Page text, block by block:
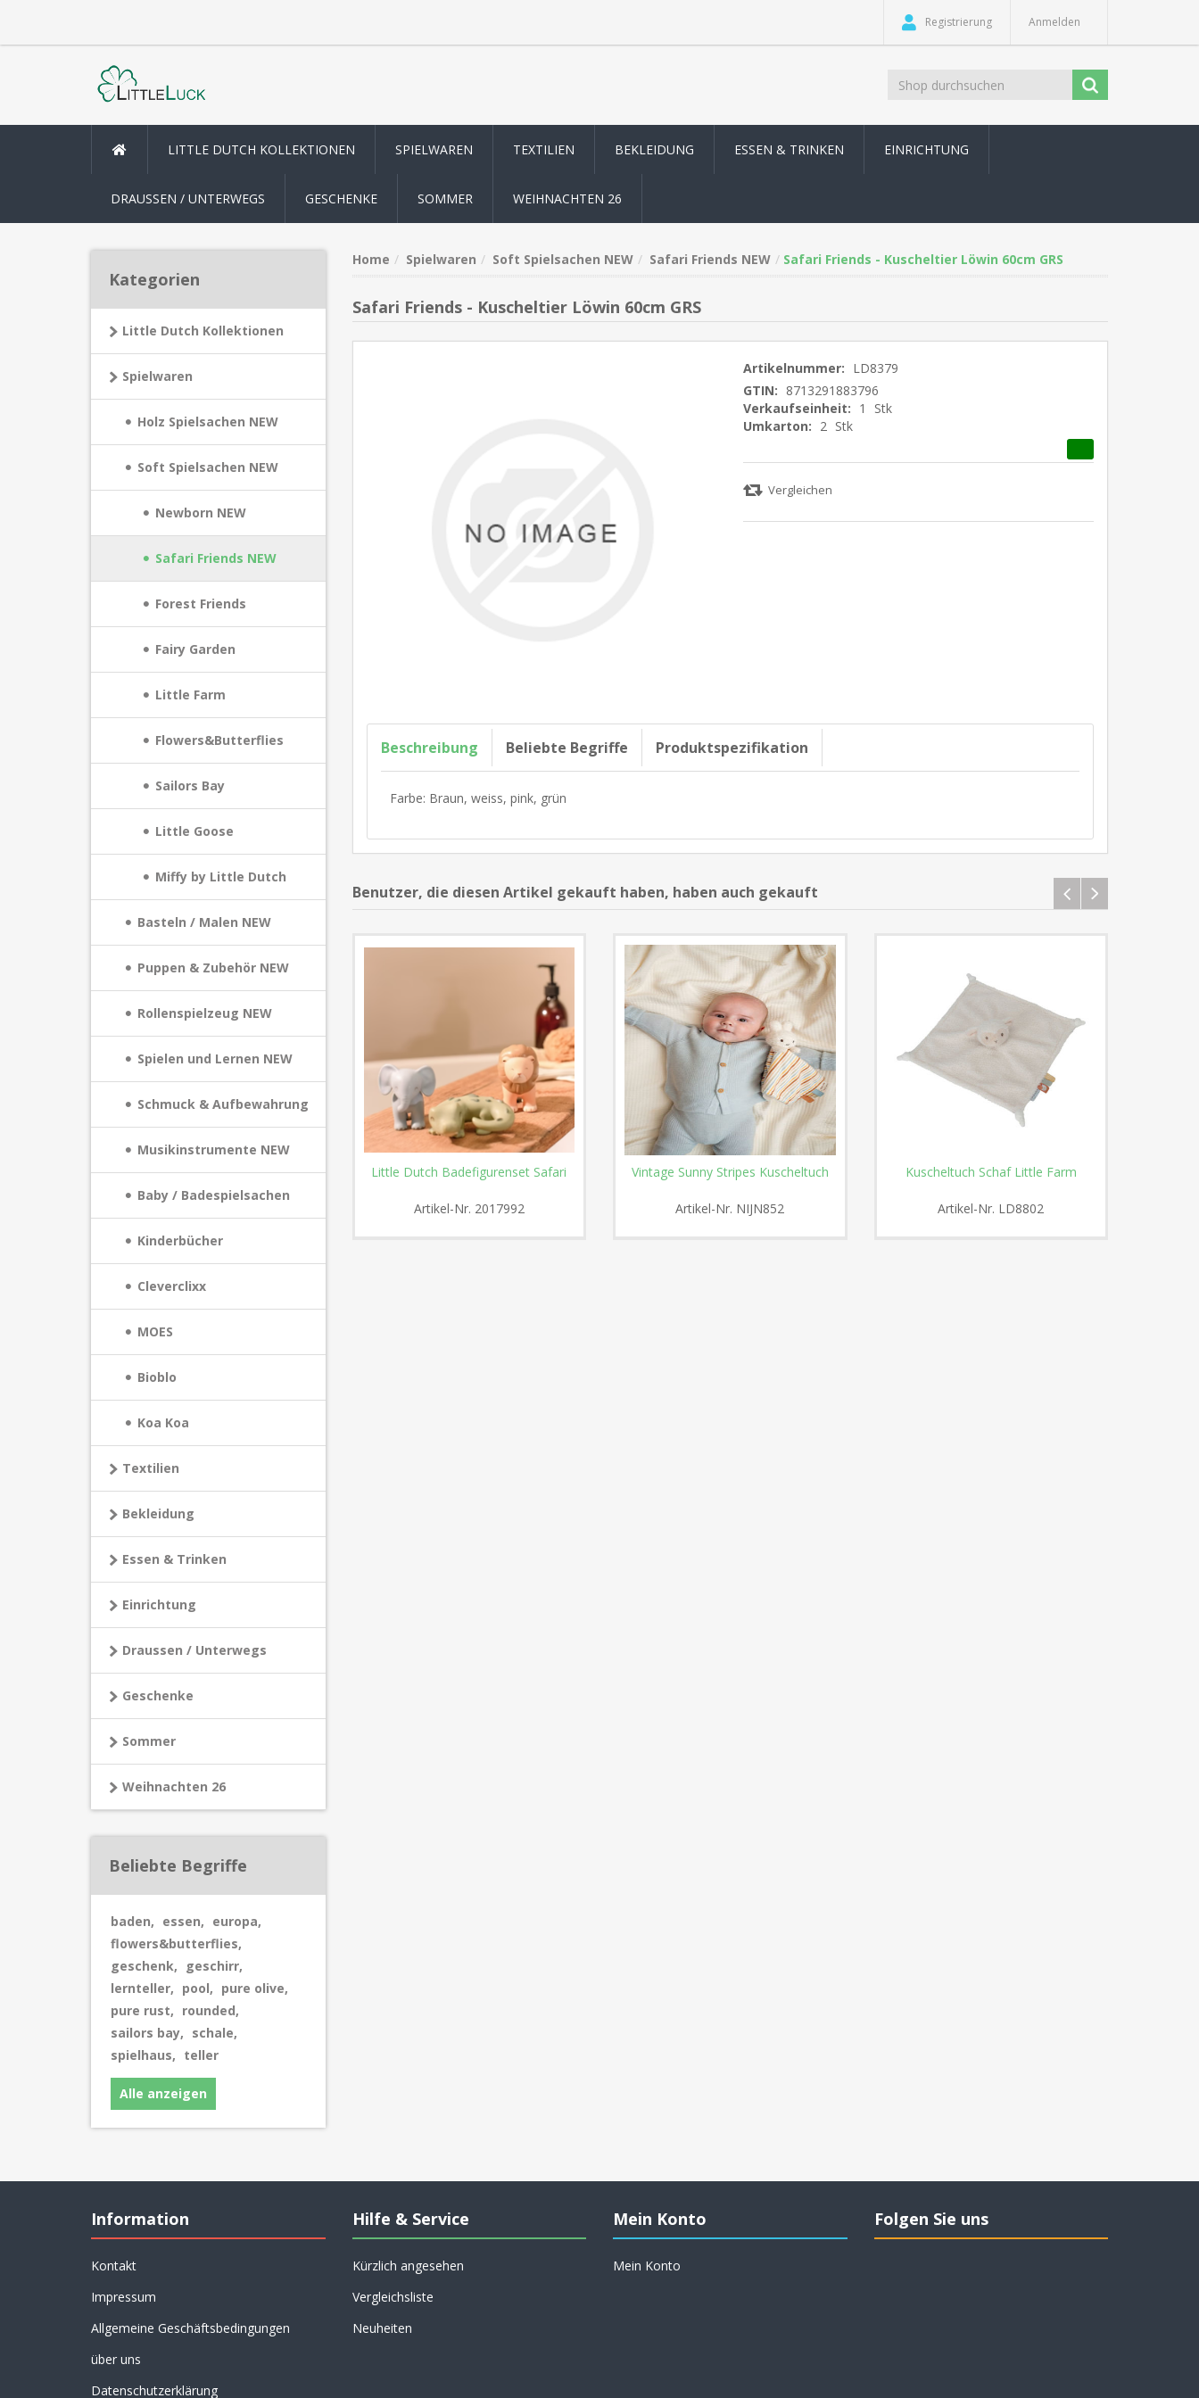
Registrierung Anmelden
LITTLE DUTCH KOLLEKTIONEN SPIELWAREN TEXTILIEN BEKLEIDUNG ESSEN & TRINKEN EINRICHTUNG
DRAUSSEN / UNTERWEGS GESCHENKE SOMMER WEIHNACHTEN 26
Kategorien
Little Dutch Kollektionen
Spielwaren
Holz Spielsachen NEW
Soft Spielsachen NEW
Newborn NEW
Safari Friends NEW
Forest Friends
Fairy Garden
Little Farm
Flowers&Butterflies
Sailors Bay
Little Goose
Miffy by Little Dutch
Basteln / Malen NEW
Puppen & Zubehör NEW
Rollenspielzeug NEW
Spielen und Lernen NEW
Schmuck & Aufbewahrung
Musikinstrumente NEW
Baby / Badespielsachen
Kinderbücher
Cleverclixx
MOES
Bioblo
Koa Koa
Textilien
Bekleidung
Essen & Trinken
Einrichtung
Draussen / Unterwegs
Geschenke
Sommer
Weihnachten 26
Beliebte Begriffe
baden, essen, europa,
flowers&butterflies,
geschenk, geschirr,
lernteller, pool, pure olive,
pure rust, rounded,
sailors bay, schale,
spielhaus, teller
Alle anzeigen
Home Spielwaren Soft Spielsachen NEW Safari Friends NEW Safari Friends - Kuscheltier Löwin 60cm GRS
Safari Friends - Kuscheltier Löwin 60cm GRS
Artikelnummer: LD8379
GTIN: 8713291883796
Verkaufseinheit: 1
Stk
Umkarton: 2 Stk
Beschreibung Beliebte Begriffe Produktspezifikation
Farbe: Braun, weiss, pink, grün
Benutzer, die diesen Artikel gekauft haben, haben auch gekauft
Little Dutch Badefigurenset Safari
Artikel-Nr. 2017992
Vintage Sunny Stripes Kuscheltuch
Artikel-Nr. NIJN852
Kuscheltuch Schaf Little Farm
Artikel-Nr. LD8802
Information
Kontakt
Impressum
Allgemeine Geschäftsbedingungen
über uns
Datenschutzerklärung
Hilfe & Service
Kürzlich angesehen
Vergleichsliste
Neuheiten
Mein Konto
Mein Konto
Folgen Sie uns